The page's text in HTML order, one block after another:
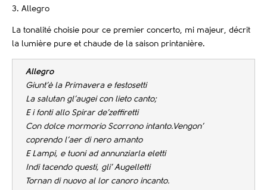
3. Allegro
La tonalité choisie pour ce premier concerto, mi majeur, décrit
la lumière pure et chaude de la saison printanière.
Allegro
Giunt’è la Primavera e festosetti
La salutan gl’augei con lieto canto;
E i fonti allo Spirar de’zeffiretti
Con dolce mormorio Scorrono intanto.Vengon’
coprendo l’aer di nero amanto
E Lampi, e tuoni ad annunziarla eletti
Indi tacendo questi, gli’ Augelletti
Tornan di nuovo al lor canoro incanto.